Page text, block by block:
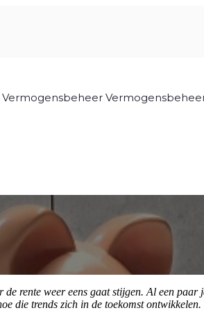
rente weer eens gaat stijgen. Al een
die trends zich in de toekomst